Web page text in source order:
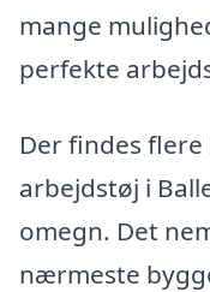
mange
perfekte
Der findes
arbejdstøj i
omegn. Det
nærmeste